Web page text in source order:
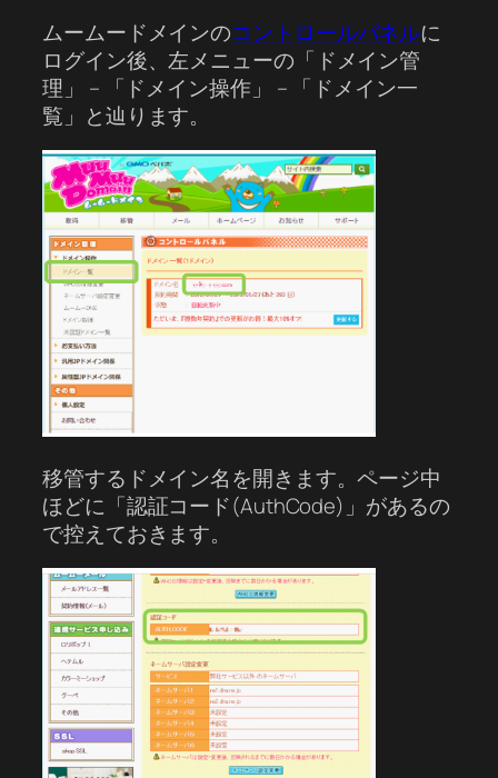
ムームードメインのコントロールパネルに
ログイン後、左メニューの「ドメイン管
理」 – 「ドメイン操作」 – 「ドメイン一
覧」と辿ります。
移管するドメイン名を開きます。ページ中
ほどに「認証コード(AuthCode)」があるの
で控えておきます。